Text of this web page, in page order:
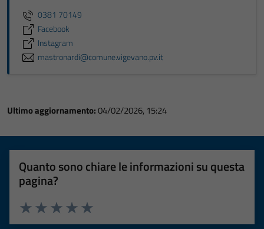
0381 70149
Facebook
Instagram
mastronardi@comune.vigevano.pv.it
Ultimo aggiornamento:04/02/2026, 15:24
Quanto sono chiare le informazioni su questa
pagina?
Valuta 5 stelle su 5
Valuta 4 stelle su 5
Valuta 3 stelle su 5
Valuta 2 stelle su 5
Valuta 1 stelle su 5